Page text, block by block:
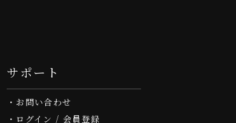
サポート
お問い合わせ
ログイン / 会員登録